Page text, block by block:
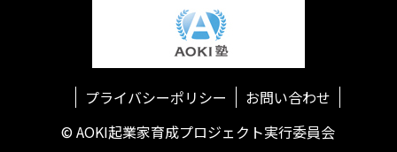
プライバシーポリシー
お問い合わせ
© AOKI起業家育成プロジェクト実行委員会